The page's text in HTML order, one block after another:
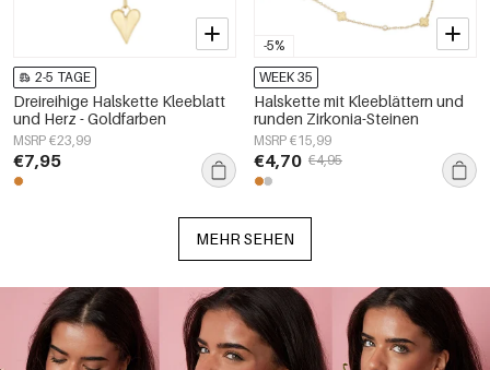
2-5 TAGE
Dreireihige Halskette Kleeblatt
und Herz - Goldfarben
MSRP €23,99
€7,95
-5%
WEEK 35
Halskette mit Kleeblättern und
runden Zirkonia-Steinen
MSRP €15,99
€4,70 €4,95
MEHR SEHEN